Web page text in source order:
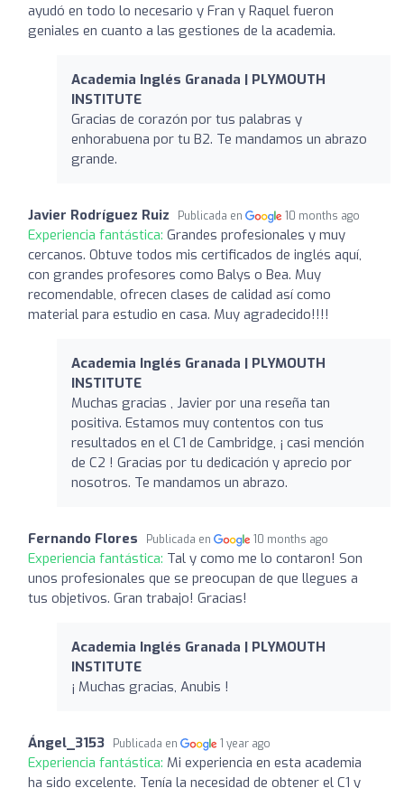
ayudó en todo lo necesario y Fran y Raquel fueron
geniales en cuanto a las gestiones de la academia.
Academia Inglés Granada | PLYMOUTH
INSTITUTE
Gracias de corazón por tus palabras y
enhorabuena por tu B2. Te mandamos un abrazo
grande.
Javier Rodríguez Ruiz Publicada en 10 months ago
Experiencia fantástica: Grandes profesionales y muy
cercanos. Obtuve todos mis certificados de inglés aquí,
con grandes profesores como Balys o Bea. Muy
recomendable, ofrecen clases de calidad así como
material para estudio en casa. Muy agradecido!!!!
Academia Inglés Granada | PLYMOUTH
INSTITUTE
Muchas gracias , Javier por una reseña tan
positiva. Estamos muy contentos con tus
resultados en el C1 de Cambridge, ¡ casi mención
de C2 ! Gracias por tu dedicación y aprecio por
nosotros. Te mandamos un abrazo.
Fernando Flores Publicada en 10 months ago
Experiencia fantástica: Tal y como me lo contaron! Son
unos profesionales que se preocupan de que llegues a
tus objetivos. Gran trabajo! Gracias!
Academia Inglés Granada | PLYMOUTH
INSTITUTE
¡ Muchas gracias, Anubis !
Ángel_3153 Publicada en 1 year ago
Experiencia fantástica: Mi experiencia en esta academia
ha sido excelente. Tenía la necesidad de obtener el C1 y